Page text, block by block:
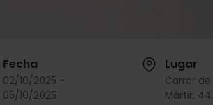
Fecha
02/10/2025 -
05/10/2025
Lugar
Carrer
Màrtir,